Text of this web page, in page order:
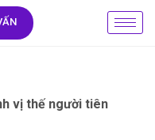
vị thế người tiên